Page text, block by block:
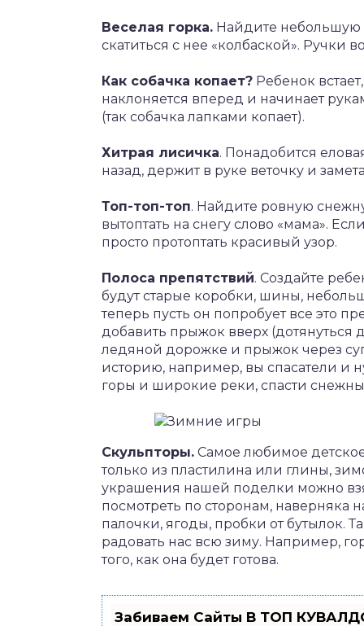
Веселая горка. Найдите небольшую
скатиться с нее «колбаской».
Как собачка копает? Ребенок
наклоняется вперед и начинает
(так собачка лапками копает).
Хитрая лисичка. Понадобится
назад, держит в руке веточку и
Топ-топ-топ. Найдите ровную
вытоптать на снегу слово «мама».
просто протоптать красивый узор.
Полоса препятствий. Создайте
будут старые коробки, шины,
теперь пусть он попробует все это
добавить прыжок вверх (дотянуться
ледяной дорожке и прыжок через
историю, например, вы спасатели и
горы и широкие реки, спасти
Скульпторы. Самое любимое
только из пластилина или глины,
украшения нашей поделки можно
посмотреть по сторонам, наверняка
палочки, ягоды, пробки от бутылок.
радовать нас всю зиму. Например,
того, как она будет готова.
Забиваем Сайты В ТОП